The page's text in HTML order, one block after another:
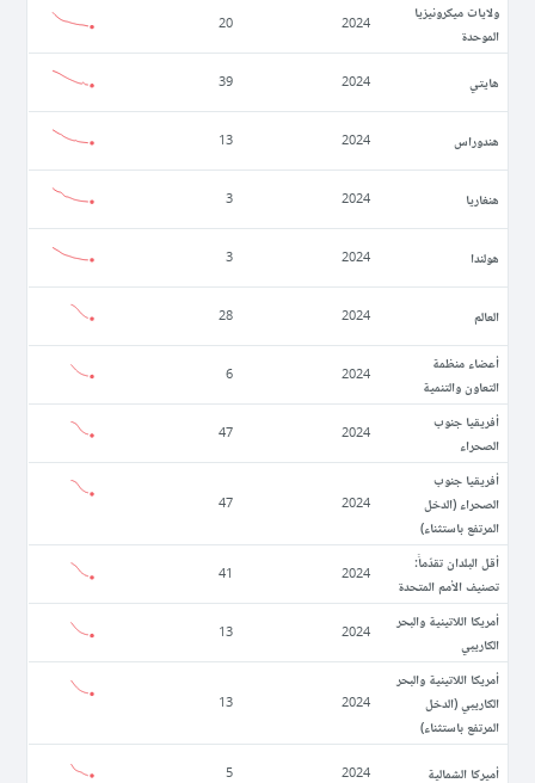
ولايات ميكرونيزيا
الموحدة
2024
20
ھايتي 2024
39
ھندوراس 2024
13
ھنغاريا 2024
3
ھولندا 2024
3
العالم 2024
28
أعضاء منظمة
التعاون والتنمية
2024
6
أفريقيا جنوب
الصحراء
2024
47
أفريقيا جنوب
الصحراء (الدخل
المرتفع باستثناء)
2024
47
أقل البلدان تقدّماً:
تصنيف الأمم المتحدة
2024
41
أمريكا اللاتينية والبحر
الكاريبي
2024
13
أمريكا اللاتينية والبحر
الكاريبي (الدخل
المرتفع باستثناء)
2024
13
أميركا الشمالية 2024
5